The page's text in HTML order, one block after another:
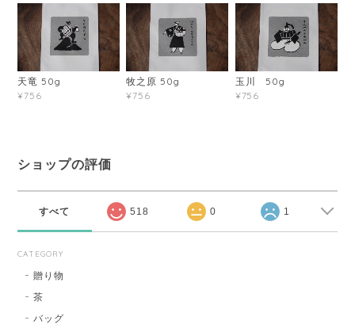
天竜 50g
¥756
牧之原 50g
¥756
玉川 50g
¥756
ショップの評価
すべて 518 0 1
CATEGORY
贈り物
茶
バッグ